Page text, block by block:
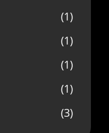
(1)
(1)
(1)
(1)
(3)